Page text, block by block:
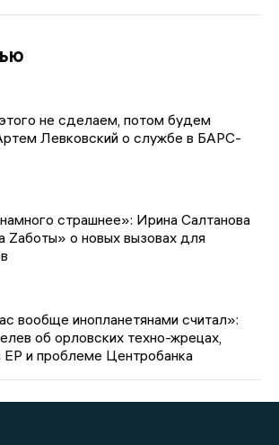
не сделаем, потом будем
Левковский о службе в БАРС-
страшнее»: Ирина Салтанова
Zаботы» о новых вызовах для
вообще инопланетянами считал»:
об орловских техно-жрецах,
ЕР и проблеме Центробанка